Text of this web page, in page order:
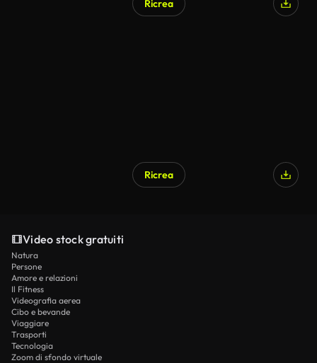
Ricrea
Ricrea
Video stock gratuiti
Natura
Persone
Amore e relazioni
Il Fitness
Videografia aerea
Cibo e bevande
Viaggiare
Trasporti
Tecnologia
Zoom di sfondo virtuale